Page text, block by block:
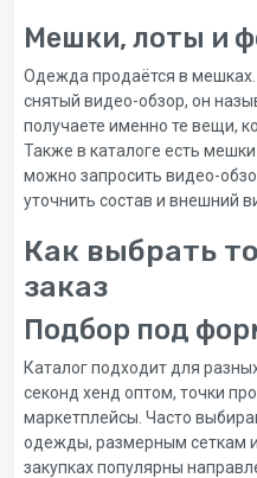
Мешки, лоты и
Одежда продаётся в
снятый видео-обзор, он
получаете именно те вещи,
Также в каталоге есть
можно запросить видео-
уточнить состав и внешний
Как выбрать
заказ
Подбор под
Каталог подходит для
секонд хенд оптом, точки
маркетплейсы. Часто
одежды, размерным сеткам
закупках популярны